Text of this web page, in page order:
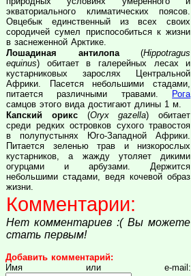
экваториального климатических поясов.
Овцебык единственный из всех своих
сородичей сумел приспособиться к жизни
в заснеженной Арктике.
Лошадиная антилопа(Hippotragus
equinus) обитает в галерейных лесах и
кустарниковых зарослях Центральной
Африки. Пасется небольшими стадами,
питается различными травами. Рога
самцов этого вида достигают длины 1 м.
Капский орикс(Oryx gazella) обитает
среди редких островков сухого травостоя
в полупустынях Юго-Западной Африки.
Питается зеленью трав и низкорослых
кустарников, а жажду утоляет дикими
огурцами и арбузами. Держится
небольшими стадами, ведя кочевой образ
жизни.
Комментарии:
Нет комментариев :( Вы можете
стать первым!
Добавить комментарий:
Имя или e-mail: